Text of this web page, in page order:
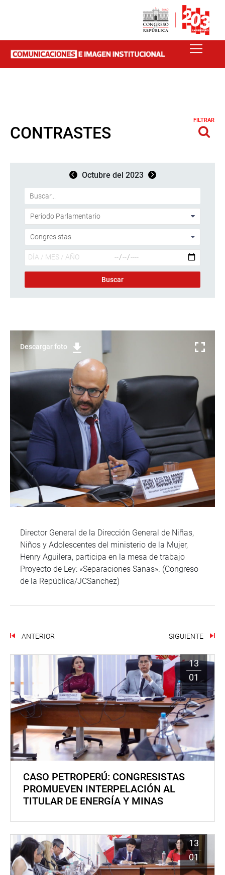
CONTRASTES
FILTRAR
Octubre del 2023
Descargar foto
Director General de la Dirección General de Niñas,
Niños y Adolescentes del ministerio de la Mujer,
Henry Aguilera, participa en la mesa de trabajo
Proyecto de Ley: «Separaciones Sanas». (Congreso
de la República/JCSanchez)
ANTERIOR SIGUIENTE
13
01
CASO PETROPERÚ: CONGRESISTAS
PROMUEVEN INTERPELACIÓN AL
TITULAR DE ENERGÍA Y MINAS
13
01